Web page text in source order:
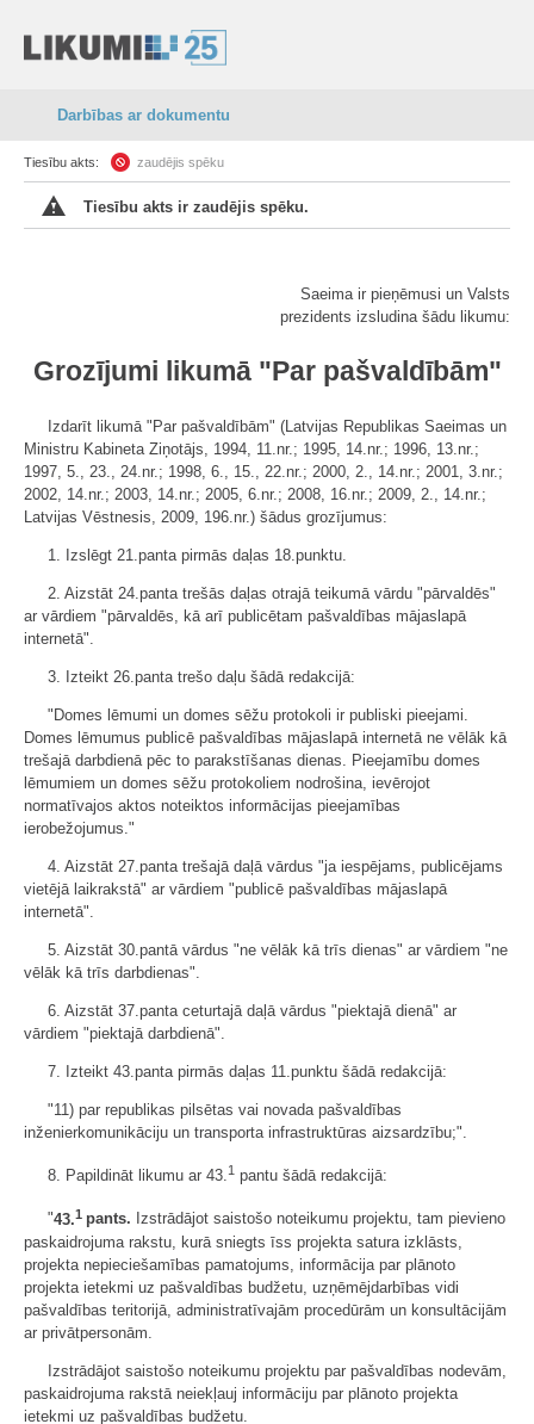
Darbības ar dokumentu
Tiesību akts: zaudējis spēku
Tiesību akts ir zaudējis spēku.
Saeima ir pieņēmusi un Valsts
prezidents izsludina šādu likumu:
Grozījumi likumā "Par pašvaldībām"
Izdarīt likumā "Par pašvaldībām" (Latvijas Republikas Saeimas un
Ministru Kabineta Ziņotājs, 1994, 11.nr.; 1995, 14.nr.; 1996, 13.nr.;
1997, 5., 23., 24.nr.; 1998, 6., 15., 22.nr.; 2000, 2., 14.nr.; 2001, 3.nr.;
2002, 14.nr.; 2003, 14.nr.; 2005, 6.nr.; 2008, 16.nr.; 2009, 2., 14.nr.;
Latvijas Vēstnesis, 2009, 196.nr.) šādus grozījumus:
1. Izslēgt 21.panta pirmās daļas 18.punktu.
2. Aizstāt 24.panta trešās daļas otrajā teikumā vārdu "pārvaldēs"
ar vārdiem "pārvaldēs, kā arī publicētam pašvaldības mājaslapā
internetā".
3. Izteikt 26.panta trešo daļu šādā redakcijā:
"Domes lēmumi un domes sēžu protokoli ir publiski pieejami.
Domes lēmumus publicē pašvaldības mājaslapā internetā ne vēlāk kā
trešajā darbdienā pēc to parakstīšanas dienas. Pieejamību domes
lēmumiem un domes sēžu protokoliem nodrošina, ievērojot
normatīvajos aktos noteiktos informācijas pieejamības
ierobežojumus."
4. Aizstāt 27.panta trešajā daļā vārdus "ja iespējams, publicējams
vietējā laikrakstā" ar vārdiem "publicē pašvaldības mājaslapā
internetā".
5. Aizstāt 30.pantā vārdus "ne vēlāk kā trīs dienas" ar vārdiem "ne
vēlāk kā trīs darbdienas".
6. Aizstāt 37.panta ceturtajā daļā vārdus "piektajā dienā" ar
vārdiem "piektajā darbdienā".
7. Izteikt 43.panta pirmās daļas 11.punktu šādā redakcijā:
"11) par republikas pilsētas vai novada pašvaldības
inženierkomunikāciju un transporta infrastruktūras aizsardzību;".
8. Papildināt likumu ar 43.1 pantu šādā redakcijā:
"43.1 pants. Izstrādājot saistošo noteikumu projektu, tam pievieno
paskaidrojuma rakstu, kurā sniegts īss projekta satura izklāsts,
projekta nepieciešamības pamatojums, informācija par plānoto
projekta ietekmi uz pašvaldības budžetu, uzņēmējdarbības vidi
pašvaldības teritorijā, administratīvajām procedūrām un konsultācijām
ar privātpersonām.
Izstrādājot saistošo noteikumu projektu par pašvaldības nodevām,
paskaidrojuma rakstā neiekļauj informāciju par plānoto projekta
ietekmi uz pašvaldības budžetu.